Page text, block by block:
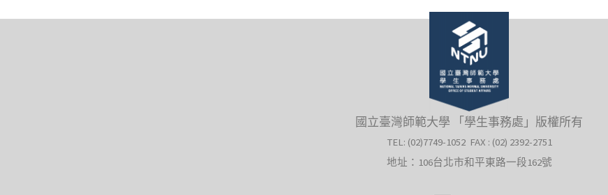
國立臺灣師範大學 「學生事務處」版權所有
TEL: (02)7749-1052 FAX : (02) 2392-2751
地址：106台北市和平東路一段162號